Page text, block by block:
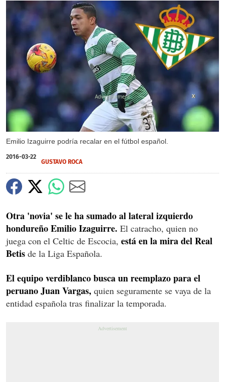
Emilio Izaguirre podría recalar en el fútbol español.
X
2016-03-22
GUSTAVO ROCA
Otra 'novia' se le ha sumado al lateral izquierdo
hondureño Emilio Izaguirre. El catracho, quien no
juega con el Celtic de Escocia, está en la mira del Real
Betis de la Liga Española.
El equipo verdiblanco busca un reemplazo para el
peruano Juan Vargas, quien seguramente se vaya de la
entidad española tras finalizar la temporada.